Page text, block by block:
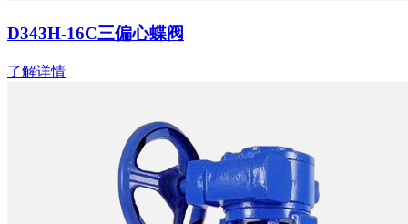
D343H-16C三偏心蝶阀
了解详情